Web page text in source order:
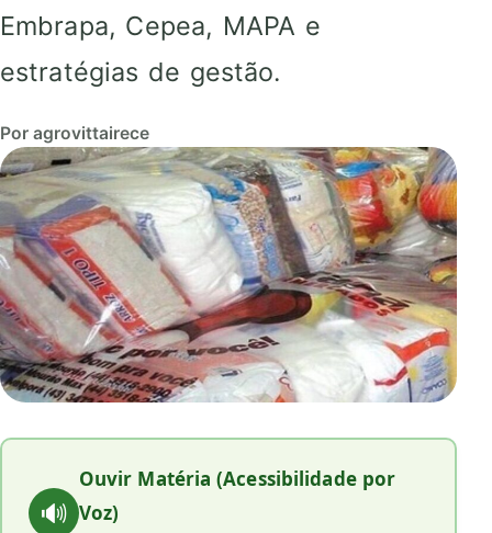
Embrapa, Cepea, MAPA e
estratégias de gestão.
Por agrovittairece
🔊
Ouvir Matéria (Acessibilidade por
Voz)